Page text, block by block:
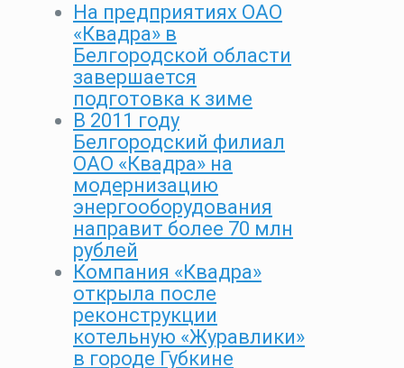
На предприятиях ОАО
«Квадра» в
Белгородской области
завершается
подготовка к зиме
В 2011 году
Белгородский филиал
ОАО «Квадра» на
модернизацию
энергооборудования
направит более 70 млн
рублей
Компания «Квадра»
открыла после
реконструкции
котельную «Журавлики»
в городе Губкине